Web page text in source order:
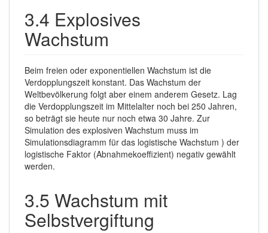
3.4 Explosives
Wachstum
Beim freien oder exponentiellen Wachstum ist die
Verdopplungszeit konstant. Das Wachstum der
Weltbevölkerung folgt aber einem anderem Gesetz. Lag
die Verdopplungszeit im Mittelalter noch bei 250 Jahren,
so beträgt sie heute nur noch etwa 30 Jahre. Zur
Simulation des explosiven Wachstum muss im
Simulationsdiagramm für das logistische Wachstum ) der
logistische Faktor (Abnahmekoeffizient) negativ gewählt
werden.
3.5 Wachstum mit
Selbstvergiftung